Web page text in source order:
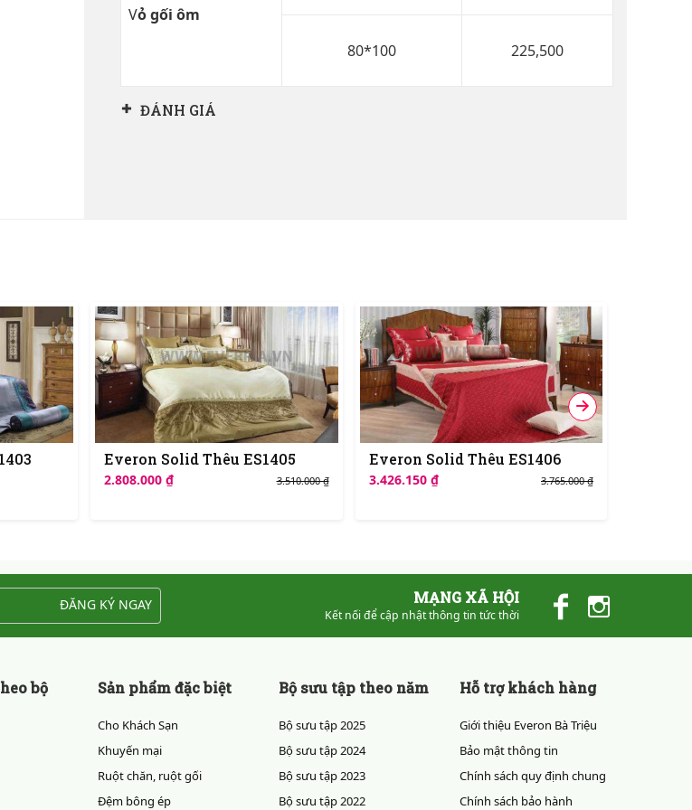
Vỏ gối ôm
80*100 225,500
ĐÁNH GIÁ
Everon Solid Thêu ES1405
3.510.000 ₫
2.808.000 ₫
Everon Solid Thêu ES1406
3.765.000 ₫
3.426.150 ₫
ĐĂNG KÝ NGAY MẠNG XÃ HỘI
Kết nối để cập nhật thông tin tức thời
bộ Sản phẩm đặc biệt
Cho Khách Sạn
Khuyến mại
Ruột chăn, ruột gối
Đệm bông ép
Bộ sưu tập theo năm
Bộ sưu tập 2025
Bộ sưu tập 2024
Bộ sưu tập 2023
Bộ sưu tập 2022
Hỗ trợ khách hàng
Giới thiệu Everon Bà Triệu
Bảo mật thông tin
Chính sách quy định chung
Chính sách bảo hành